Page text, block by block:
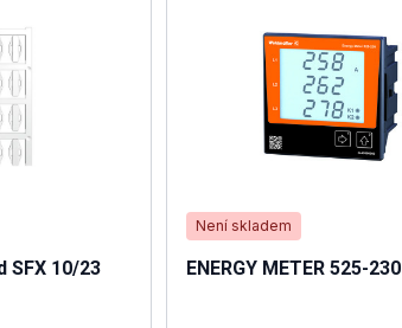
SFX 10/23
Není skladem
ENERGY METER 525-230